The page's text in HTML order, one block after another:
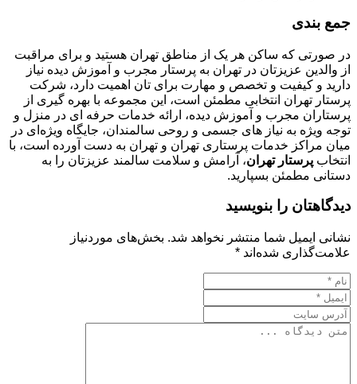
جمع بندی
در صورتی که ساکن هر یک از مناطق تهران هستید و برای مراقبت
از والدین عزیزتان در تهران به پرستار مجرب و آموزش دیده نیاز
دارید و کیفیت و تخصص و مهارت برای تان اهمیت دارد، شرکت
پرستار تهران انتخابی مطمئن است، این مجموعه با بهره گیری از
پرستاران مجرب و آموزش دیده، ارائه خدمات حرفه ای در منزل و
توجه ویژه به نیاز های جسمی و روحی سالمندان، جایگاه ویژه‌ای در
میان مراکز خدمات پرستاری تهران و تهران به دست آورده است، با
انتخاب پرستار تهران، آرامش و سلامت سالمند عزیزتان را به
دستانی مطمئن بسپارید.
دیدگاهتان را بنویسید
نشانی ایمیل شما منتشر نخواهد شد. بخش‌های موردنیاز
علامت‌گذاری شده‌اند *